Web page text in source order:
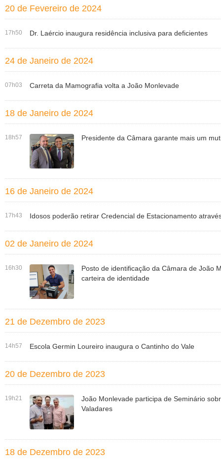
20 de Fevereiro de 2024
17h50 Dr. Laércio inaugura residência inclusiva para deficientes
24 de Janeiro de 2024
07h03 Carreta da Mamografia volta a João Monlevade
18 de Janeiro de 2024
18h57 Presidente da Câmara garante mais um
16 de Janeiro de 2024
17h43 Idosos poderão retirar Credencial de Estacionamento
02 de Janeiro de 2024
16h30
Posto de identificação da Câmara de João
carteira de identidade
21 de Dezembro de 2023
14h57 Escola Germin Loureiro inaugura o Cantinho do Vale
20 de Dezembro de 2023
19h21
João Monlevade participa de Seminário
Valadares
18 de Dezembro de 2023